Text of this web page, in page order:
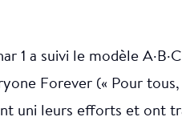
1 a suivi le modèle
Forever (« Pour
uni leurs efforts et ont